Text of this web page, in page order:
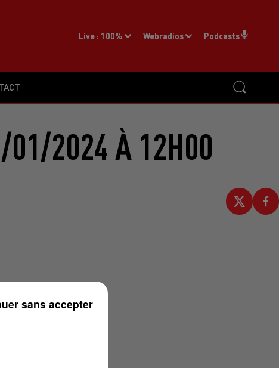
Live : 100% Webradios Podcasts
01/2024 À 12H00
sans accepter